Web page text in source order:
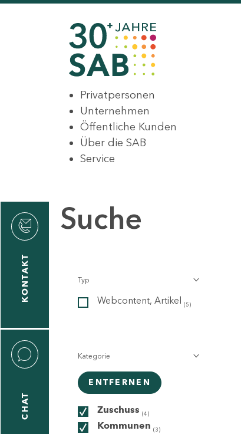
Privatpersonen
Unternehmen
Öffentliche Kunden
Über die SAB
Service
KONTAKT
CHAT
Suche
Typ
Webcontent, Artikel (5)
Kategorie
ENTFERNEN
Zuschuss (4)
Kommunen (3)